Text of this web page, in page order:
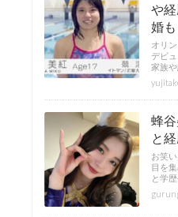
や
婚
オリ
デビ
家族
蜂
と
お笑
目を
と学